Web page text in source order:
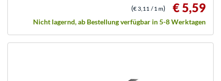
(€ 3,11 / 1 m) € 5,59
Nicht lagernd, ab Bestellung verfügbar in 5-8 Werktagen